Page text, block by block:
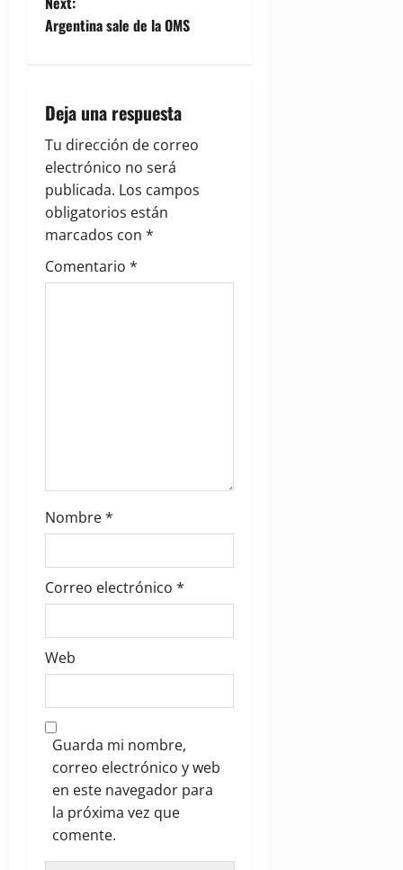
s
a
v
i
g
a
Argentina sale de la OMS
Deja una respuesta
Tu dirección de correo
electrónico no será
publicada. Los campos
obligatorios están
marcados con *
Comentario *
Nombre*
Correo electrónico *
Web
Guarda mi nombre,
correo electrónico y web
en este navegador para
la próxima vez que
comente.